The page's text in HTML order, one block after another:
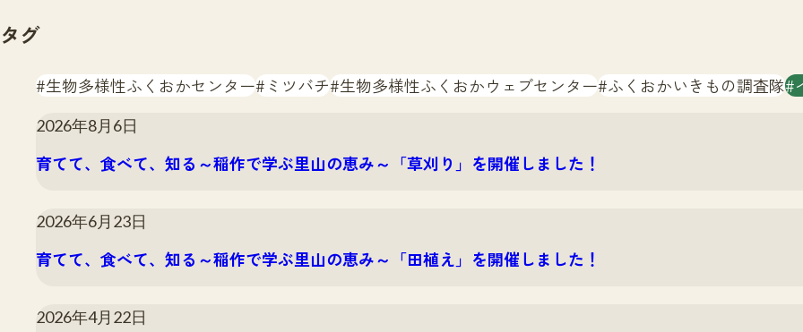
タグ
生物多様性ふくおかセンター ミツバチ 生物多様性ふくおかウェブセンター ふくおかいきもの調査隊
2026年8月6日
育てて、食べて、知る～稲作で学ぶ里山の恵み～「草刈り」を開催しました！
2026年6月23日
育てて、食べて、知る～稲作で学ぶ里山の恵み～「田植え」を開催しました！
2026年4月22日